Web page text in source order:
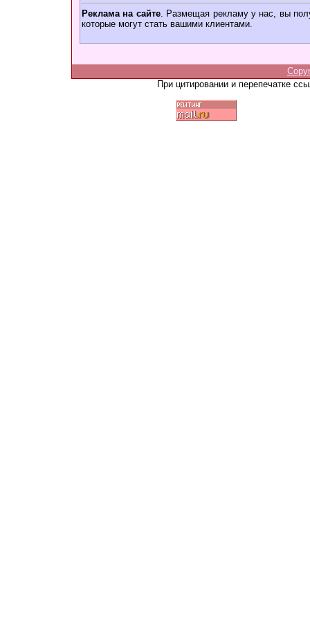
Реклама на сайте. Размещая рекламу у нас, вы
которые могут стать вашими клиентами.
При цитировании и перепечатке